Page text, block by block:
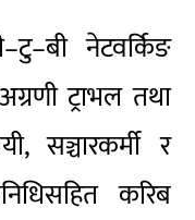
नेटवर्किङ
ट्राभल तथा
सञ्चारकर्मी र
करिब